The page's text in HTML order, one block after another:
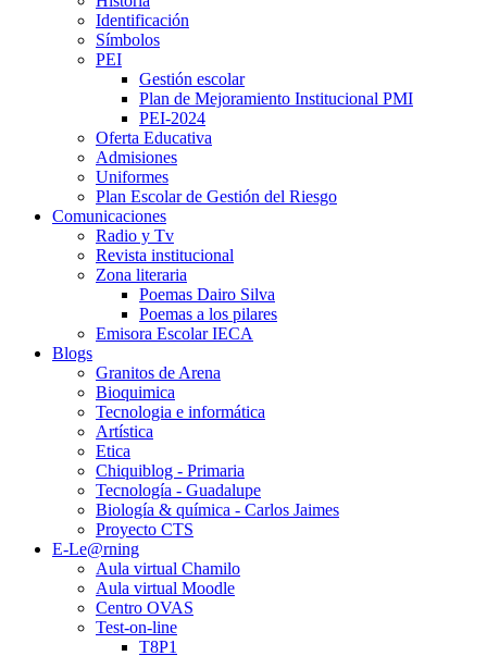
Identificación
Símbolos
PEI
Gestión escolar
Plan de Mejoramiento Institucional PMI
PEI-2024
Oferta Educativa
Admisiones
Uniformes
Plan Escolar de Gestión del Riesgo
Comunicaciones
Radio y Tv
Revista institucional
Zona literaria
Poemas Dairo Silva
Poemas a los pilares
Emisora Escolar IECA
Blogs
Granitos de Arena
Bioquimica
Tecnologia e informática
Artística
Etica
Chiquiblog - Primaria
Tecnología - Guadalupe
Biología & química - Carlos Jaimes
Proyecto CTS
E-Le@rning
Aula virtual Chamilo
Aula virtual Moodle
Centro OVAS
Test-on-line
T8P1